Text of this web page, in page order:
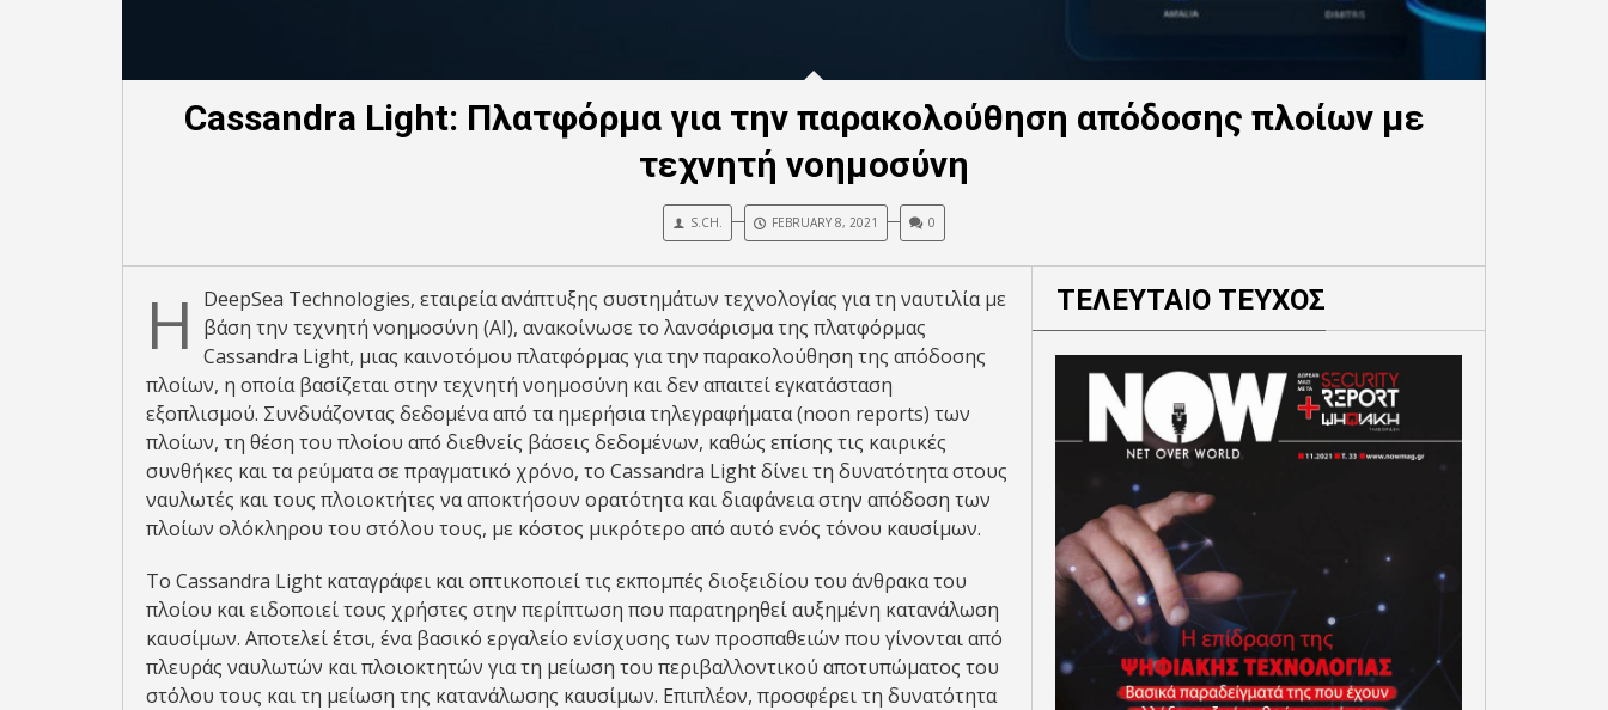
Cassandra Light: Πλατφόρμα για την παρακολούθηση απόδοσης πλοίων με
τεχνητή νοημοσύνη
S.CH. FEBRUARY 8, 2021 0
Η
DeepSea Technologies, εταιρεία ανάπτυξης συστημάτων τεχνολογίας για τη ναυτιλία με
βάση την τεχνητή νοημοσύνη (ΑΙ), ανακοίνωσε το λανσάρισμα της πλατφόρμας
Cassandra Light, μιας καινοτόμου πλατφόρμας για την παρακολούθηση της απόδοσης
πλοίων, η οποία βασίζεται στην τεχνητή νοημοσύνη και δεν απαιτεί εγκατάσταση
εξοπλισμού. Συνδυάζοντας δεδομένα από τα ημερήσια τηλεγραφήματα (noon reports) των
πλοίων, τη θέση του πλοίου από́ διεθνείς βάσεις δεδομένων, καθώς επίσης τις καιρικές
συνθήκες και τα ρεύματα σε πραγματικό χρόνο, το Cassandra Light δίνει τη δυνατότητα στους
ναυλωτές και τους πλοιοκτήτες να αποκτήσουν ορατότητα και διαφάνεια στην απόδοση των
πλοίων ολόκληρου του στόλου τους, με κόστος μικρότερο από αυτό ενός τόνου καυσίμων.
Το Cassandra Light καταγράφει και οπτικοποιεί τις εκπομπές διοξειδίου του άνθρακα του
πλοίου και ειδοποιεί τους χρήστες στην περίπτωση που παρατηρηθεί αυξημένη κατανάλωση
καυσίμων. Αποτελεί έτσι, ένα βασικό εργαλείο ενίσχυσης των προσπαθειών που γίνονται από
πλευράς ναυλωτών και πλοιοκτητών για τη μείωση του περιβαλλοντικού αποτυπώματος του
στόλου τους και τη μείωση της κατανάλωσης καυσίμων. Επιπλέον, προσφέρει τη δυνατότητα
ΤΕΛΕΥΤΑΙΟ ΤΕΥΧΟΣ